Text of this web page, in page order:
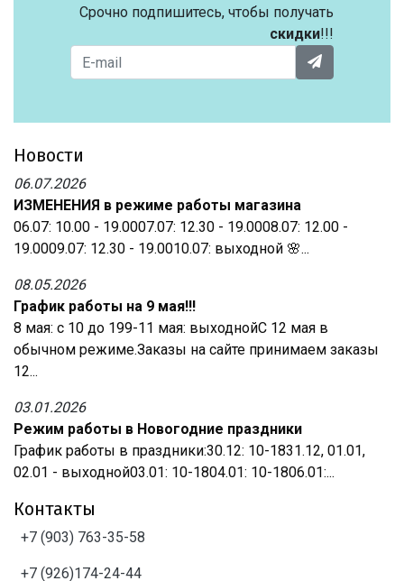
Срочно подпишитесь, чтобы получать
скидки!!!
Новости
06.07.2026
ИЗМЕНЕНИЯ в режиме работы магазина
06.07: 10.00 - 19.0007.07: 12.30 - 19.0008.07: 12.00 -
19.0009.07: 12.30 - 19.0010.07: выходной 🌸...
08.05.2026
График работы на 9 мая!!!
8 мая: с 10 до 199-11 мая: выходнойС 12 мая в
обычном режиме.Заказы на сайте принимаем заказы
12...
03.01.2026
Режим работы в Новогодние праздники
График работы в праздники:30.12: 10-1831.12, 01.01,
02.01 - выходной03.01: 10-1804.01: 10-1806.01:...
Контакты
+7 (903) 763-35-58
+7 (926)174-24-44